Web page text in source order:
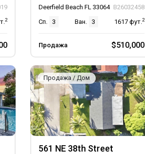
2
Deerfield Beach FL 33064 B26032458
Сп.
3 Ван. 3 1617 фут.2
Продажа $510,000
Продажа / Дом
561 NE 38th Street